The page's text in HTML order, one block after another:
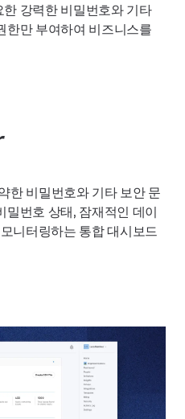
강력한 비밀번호와 기타
한만 부여하여 비즈니스를
한 비밀번호와 기타 보안 문
번호 상태, 잠재적인 데이
니터링하는 통합 대시보드